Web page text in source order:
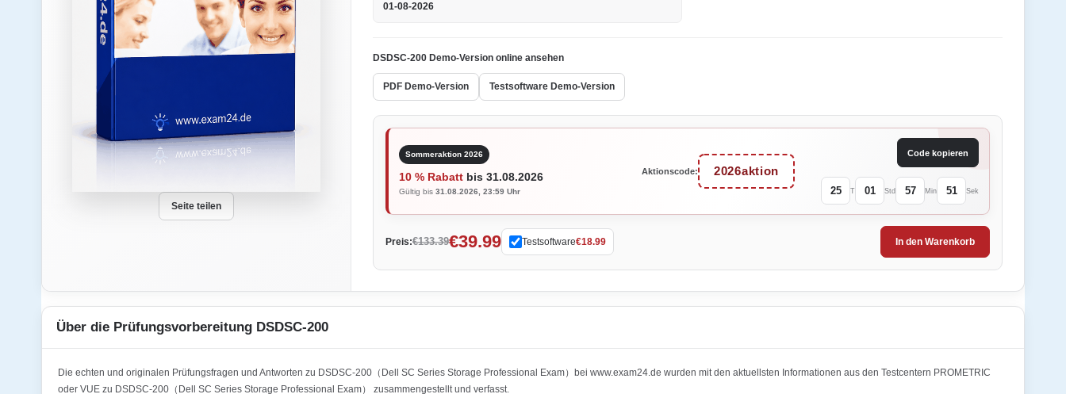
Seite teilen
01-08-2026
DSDSC-200 Demo-Version online ansehen
PDF Demo-Version Testsoftware Demo-Version
Sommeraktion 2026
10 % Rabatt bis 31.08.2026
Gültig bis 31.08.2026, 23:59 Uhr
Aktionscode: 2026aktion
Code kopieren
25 T 01 Std 57 Min 51 Sek
Preis:€133.39€39.99 Testsoftware€18.99 In den Warenkorb
Über die Prüfungsvorbereitung DSDSC-200
Die echten und originalen Prüfungsfragen und Antworten zu DSDSC-200（Dell SC Series Storage Professional Exam）bei www.exam24.de wurden mit den aktuellsten Informationen aus den Testcentern PROMETRIC
oder VUE zu DSDSC-200（Dell SC Series Storage Professional Exam） zusammengestellt und verfasst.